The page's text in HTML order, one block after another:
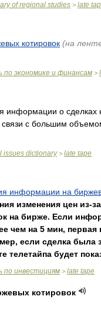
of regional studies > late
котировок (на
по экономике и финансам >
информации о сделках
связи с большим
issues dictionary> late tape
информации на
изменения цен из-
на бирже. Если
чем на 5 мин,
если сделка была
телетайпа будет
по инвестициям > late tape
котировок